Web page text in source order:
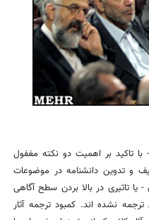
تاکید بر اهمیت دو نکته مغفول
و تدوین دانشنامه در موضوعات
تاثیری در بالا بردن سطح آگاهی
نشده اند. کمبود ترجمه آثار